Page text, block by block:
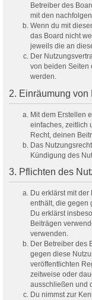
Betreiber des
mit den
Wenn du mit
das Board nicht
jeweils die an
Der
von beiden Seiten
werden.
2. Einräumung von
Mit dem Erstellen
einfaches, zeitlich
Recht, deinen
Das
Kündigung des
3. Pflichten des
Du erklärst mit
enthält, die gegen
Du erklärst
Beiträgen
verwenden.
Der Betreiber des
gegen diese
veröffentlichten
zeitweise oder
ausschließen und
Du nimmst zur